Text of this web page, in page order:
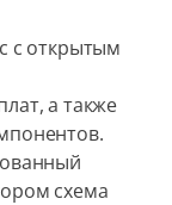
с открытым
а также
схема